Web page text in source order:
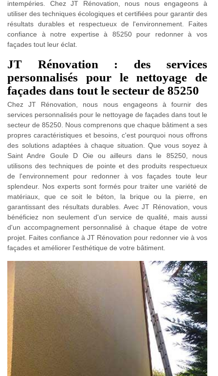
intempéries. Chez JT Rénovation, nous nous engageons à
utiliser des techniques écologiques et certifiées pour garantir des
résultats durables et respectueux de l'environnement. Faites
confiance à notre expertise à 85250 pour redonner à vos
façades tout leur éclat.
JT Rénovation : des services
personnalisés pour le nettoyage de
façades dans tout le secteur de 85250
Chez JT Rénovation, nous nous engageons à fournir des
services personnalisés pour le nettoyage de façades dans tout le
secteur de 85250. Nous comprenons que chaque bâtiment a ses
propres caractéristiques et besoins, c'est pourquoi nous offrons
des solutions adaptées à chaque situation. Que vous soyez à
Saint Andre Goule D Oie ou ailleurs dans le 85250, nous
utilisons des techniques de pointe et des produits respectueux
de l'environnement pour redonner à vos façades toute leur
splendeur. Nos experts sont formés pour traiter une variété de
matériaux, que ce soit le béton, la brique ou la pierre, en
garantissant des résultats durables. Avec JT Rénovation, vous
bénéficiez non seulement d'un service de qualité, mais aussi
d'un accompagnement personnalisé à chaque étape de votre
projet. Faites confiance à JT Rénovation pour redonner vie à vos
façades et améliorer l'esthétique de votre bâtiment.